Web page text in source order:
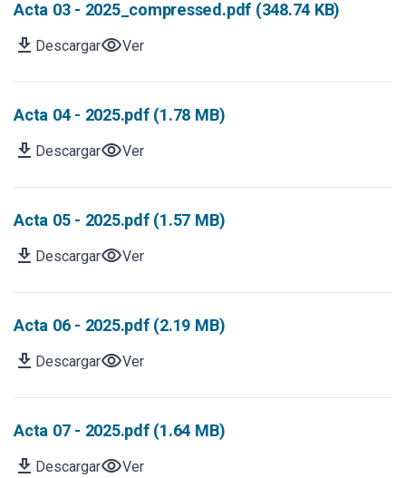
Acta 03 - 2025_compressed.pdf (348.74 KB)
download DescargarvisibilityVer
Acta 04 - 2025.pdf (1.78 MB)
download DescargarvisibilityVer
Acta 05 - 2025.pdf (1.57 MB)
download DescargarvisibilityVer
Acta 06 - 2025.pdf (2.19 MB)
download DescargarvisibilityVer
Acta 07 - 2025.pdf (1.64 MB)
download DescargarvisibilityVer